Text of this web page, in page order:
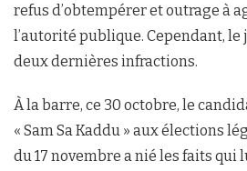
refus d’obtempérer et outrage à
l’autorité publique. Cependant, le
deux dernières infractions.
À la barre, ce 30 octobre, le
« Sam Sa Kaddu » aux élections
du 17 novembre a nié les faits qui